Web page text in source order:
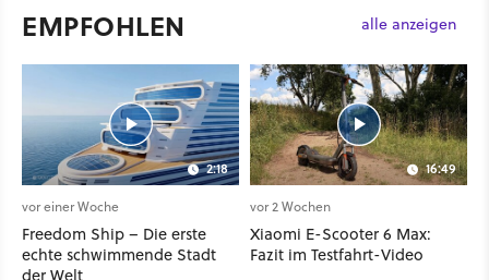
EMPFOHLEN alle anzeigen
2:18
vor einer Woche
Freedom Ship – Die erste
echte schwimmende Stadt
16:49
vor 2 Wochen
Xiaomi E-Scooter 6 Max:
Fazit im Testfahrt-Video